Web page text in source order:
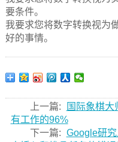
要条件。
我要求您将数字转换视为
好的事情。
上一篇:
国际象棋
有工作的96%
下一篇: Google研